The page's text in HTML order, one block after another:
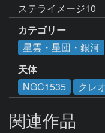
ステライメージ10
カテゴリー
星雲・星団・銀河
天体
NGC1535
クレ
関連作品